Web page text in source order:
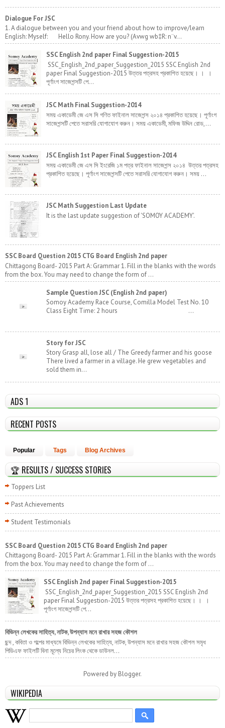
Dialogue For JSC
1. A dialogue between you and your friend about how to improve/learn
English: Myself: Hello Rony. How are you? (Avwg wb‡R: n¨v...
SSC English 2nd paper Final Suggestion-2015
SSC_English_2nd_paper_Suggestion_2015 SSC English 2nd
paper Final Suggestion-2015 উত্তর পত্রসহ প্রকাশিত হয়েছে। । ।
পূর্ণাংগ সাজেশন্সটি পে...
JSC Math Final Suggestion-2014
সময় একাডেমী জে এস সি গণিত ফাইনাল সাজেশন্স ২০১৪ প্রকাশিত হয়েছে। পূর্ণাংগ
সাজেশন্সটি পেতে সরাসরি যোগাযোগ করুন। সময় একাডেমী, মফিজ উদ্দিন রোড,...
JSC English 1st Paper Final Suggestion-2014
সময় একাডেমী জে এস সি ইংরেজি ১ম পত্র ফাইনাল সাজেশন্স ২০১৪ উত্তর পত্রসহ
প্রকাশিত হয়েছে। পূর্ণাংগ সাজেশন্সটি পেতে সরাসরি যোগাযোগ করুন। সময় ...
JSC Math Suggestion Last Update
It is the last update suggestion of 'SOMOY ACADEMY'.
SSC Board Question 2015 CTG Board English 2nd paper
Chittagong Board- 2015 Part A: Grammar 1. Fill in the blanks with the words
from the box. You may need to change the form of ...
Sample Question JSC (English 2nd paper)
Somoy Academy Race Course, Comilla Model Test No. 10
Class Eight Time: 2 hours ...
Story for JSC
Story Grasp all, lose all / The Greedy farmer and his goose
There lived a farmer in a village. He grew vegetables and
sold them in...
ADS 1
RECENT POSTS
Popular Tags Blog Archives
🏆 RESULTS / SUCCESS STORIES
Toppers List
Past Achievements
Student Testimonials
SSC Board Question 2015 CTG Board English 2nd paper
Chittagong Board- 2015 Part A: Grammar 1. Fill in the blanks with the words
from the box. You may need to change the form of ...
SSC English 2nd paper Final Suggestion-2015
SSC_English_2nd_paper_Suggestion_2015 SSC English 2nd
paper Final Suggestion-2015 উত্তর পত্রসহ প্রকাশিত হয়েছে। । ।
পূর্ণাংগ সাজেশন্সটি পে...
বিভিন্ন লেখকের সাহিত্য, নাটক, উপন্যাস মনে রাখার সহজ কৌশল
ছন্দ , কবিতা ও গল্পের মাধ্যমে বিভিন্ন লেখকের সাহিত্য, নাটক, উপন্যাস মনে রাখার সহজ কৌশল সমৃধ
পিডিএফ ফাইলটি বিনা মূল্যে নিচের লিংক থেকে ডাউনল...
Powered by Blogger.
WIKIPEDIA